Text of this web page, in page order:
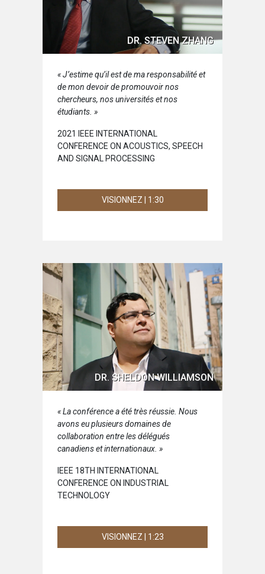
DR. STEVEN ZHANG
« J’estime qu’il est de ma responsabilité et
de mon devoir de promouvoir nos
chercheurs, nos universités et nos
étudiants. »
2021 IEEE INTERNATIONAL
CONFERENCE ON ACOUSTICS, SPEECH
AND SIGNAL PROCESSING
VISIONNEZ | 1:30
DR. SHELDON WILLIAMSON
« La conférence a été très réussie. Nous
avons eu plusieurs domaines de
collaboration entre les délégués
canadiens et internationaux. »
IEEE 18TH INTERNATIONAL
CONFERENCE ON INDUSTRIAL
TECHNOLOGY
VISIONNEZ | 1:23